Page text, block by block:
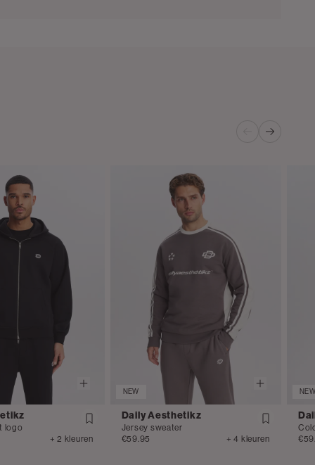
logo
+ 2 kleuren
NEW
Daily Aesthetikz
Jersey sweater
€59.95
+ 4 kleuren
NEW